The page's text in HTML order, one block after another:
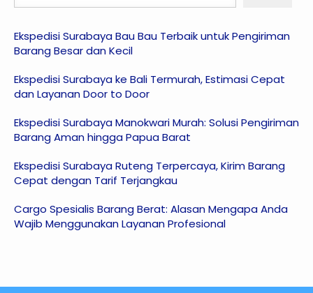
Ekspedisi Surabaya Bau Bau Terbaik untuk Pengiriman
Barang Besar dan Kecil
Ekspedisi Surabaya ke Bali Termurah, Estimasi Cepat
dan Layanan Door to Door
Ekspedisi Surabaya Manokwari Murah: Solusi Pengiriman
Barang Aman hingga Papua Barat
Ekspedisi Surabaya Ruteng Terpercaya, Kirim Barang
Cepat dengan Tarif Terjangkau
Cargo Spesialis Barang Berat: Alasan Mengapa Anda
Wajib Menggunakan Layanan Profesional